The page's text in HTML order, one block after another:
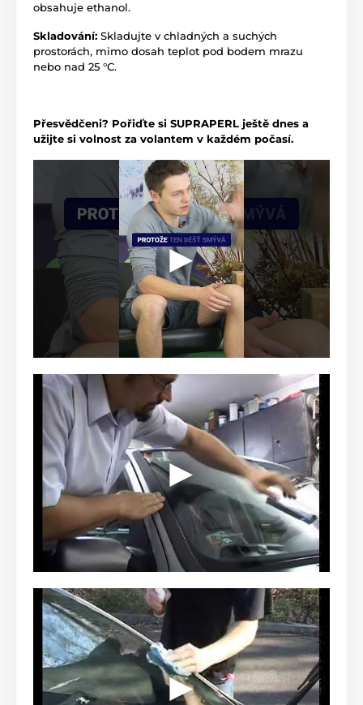
obsahuje ethanol.
Skladování: Skladujte v chladných a suchých
prostorách, mimo dosah teplot pod bodem mrazu
nebo nad 25 °C.
Přesvědčeni? Pořiďte si SUPRAPERL ještě dnes a
užijte si volnost za volantem v každém počasí.